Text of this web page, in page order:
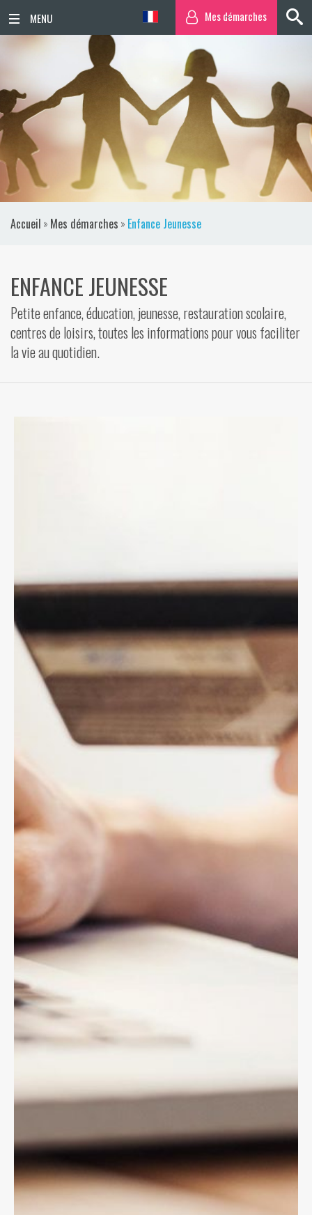
ACTUALITÉS
AGENDA
TERRITOIRE
VIE QUOTIDIENNE
SORTIR / BOUGER
ESPACE PRESSE
VIDÉOS
Mes démarches
Accueil » Mes démarches » Enfance Jeunesse
ENFANCE JEUNESSE
Petite enfance, éducation, jeunesse, restauration scolaire,
centres de loisirs, toutes les informations pour vous faciliter
la vie au quotidien.